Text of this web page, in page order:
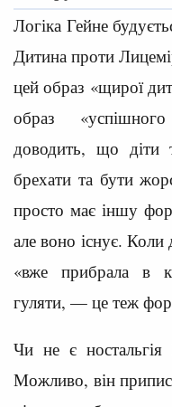
Логіка Гейне
Дитина проти
цей образ «щирої
образ
доводить, що діти
брехати та бути
просто має іншу
але воно існує.
«вже прибрала в
гуляти, — це теж
Чи не є
Можливо, він